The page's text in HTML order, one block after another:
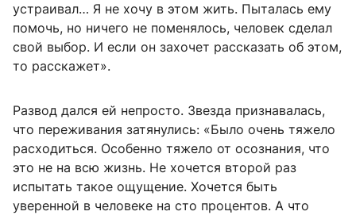
устраивал… Я не хочу в этом жить. Пыталась ему
помочь, но ничего не поменялось, человек сделал
свой выбор. И если он захочет рассказать об этом,
то расскажет».
Развод дался ей непросто. Звезда признавалась,
что переживания затянулись: «Было очень тяжело
расходиться. Особенно тяжело от осознания, что
это не на всю жизнь. Не хочется второй раз
испытать такое ощущение. Хочется быть
уверенной в человеке на сто процентов. А что